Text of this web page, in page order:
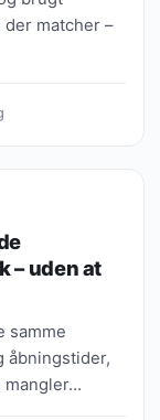
matcher –
– uden at
samme
åbningstider,
mangler…